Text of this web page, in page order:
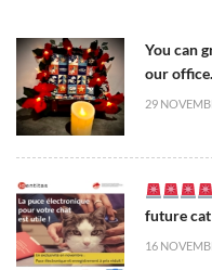
2
+
0
2
:
0
0
U
You can
our office.
29
future
16